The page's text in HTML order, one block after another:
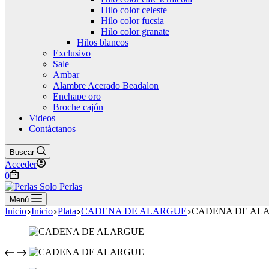
Hilo color celeste
Hilo color fucsia
Hilo color granate
Hilos blancos
Exclusivo
Sale
Ambar
Alambre Acerado Beadalon
Enchape oro
Broche cajón
Videos
Contáctanos
Buscar
Acceder
Carro
de
compra
0
Menú
Inicio Inicio Plata CADENA DE ALARGUE CADENA DE